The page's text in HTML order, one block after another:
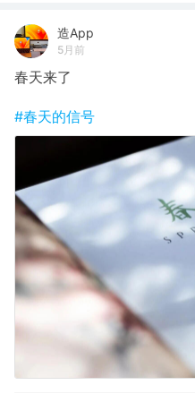
造App
5月前
春天来了
#春天的信号